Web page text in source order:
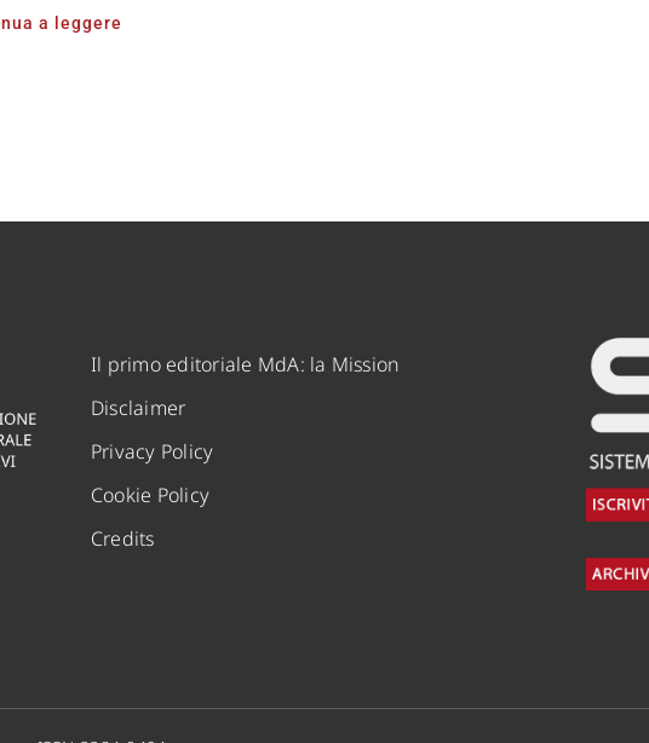
a leggere
Il primo editoriale MdA: la Mission
Disclaimer
Privacy Policy
Cookie Policy
Credits